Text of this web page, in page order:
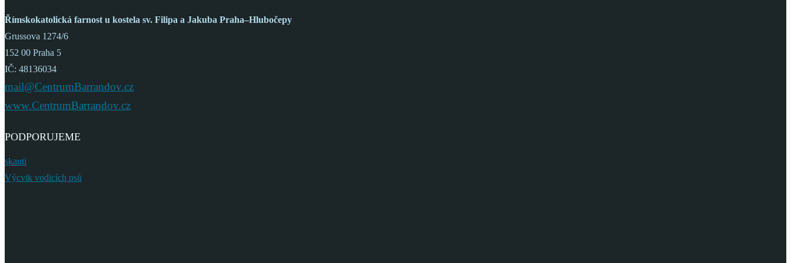
Římskokatolická farnost u kostela sv. Filipa a Jakuba Praha–Hlubočepy
Grussova 1274/6
152 00 Praha 5
IČ: 48136034
mail@CentrumBarrandov.cz
www.CentrumBarrandov.cz
PODPORUJEME
skauti
Výcvik vodicích psů